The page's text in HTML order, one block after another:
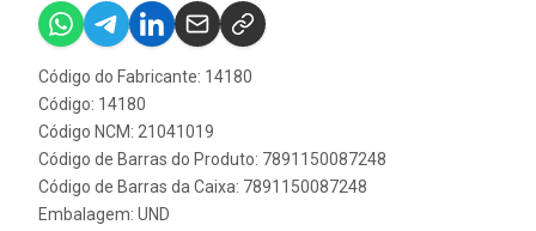
Código do Fabricante: 14180
Código: 14180
Código NCM: 21041019
Código de Barras do Produto: 7891150087248
Código de Barras da Caixa: 7891150087248
Embalagem: UND